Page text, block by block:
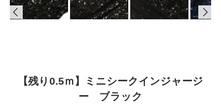
【残り0.5ｍ】ミニシークインジャージ
ー ブラック